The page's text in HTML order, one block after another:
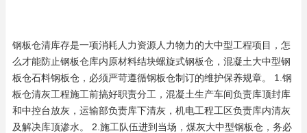
钢板仓清库存是一项消耗人力资源人力物力的大中型工程项目，怎
么才能防止钢板仓库内原材料结块螺旋式钢板仓，混凝土大中型钢
板仓石料钢板仓，必须严苛遵循钢板仓制订的维护保养规章。 1.钢
板仓清灰工程施工前搞好职责分工，混凝土生产车间负责库顶封库
和中控台放灰，运输部负责库下清灰，机电工程工区负责库内清灰
及解决库顶渗水。 2.施工队伍进到当场，煤灰大中型钢板仓，务必